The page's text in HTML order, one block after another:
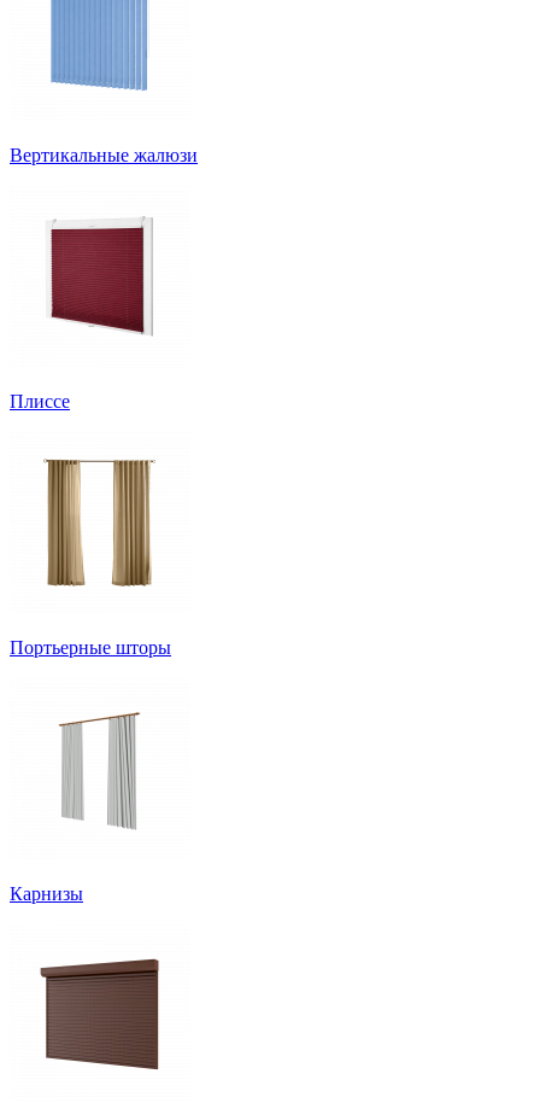
Вертикальные жалюзи
Плиссе
Портьерные шторы
Карнизы